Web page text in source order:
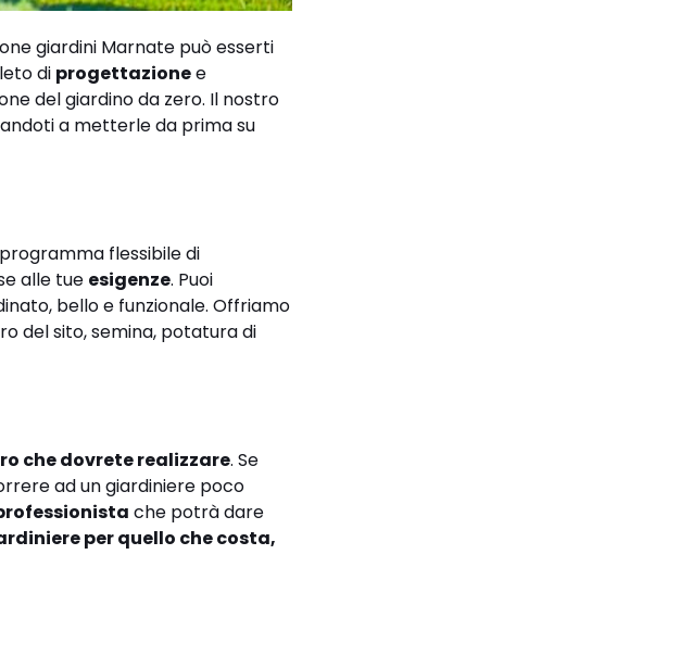
giardini Marnate può esserti
di progettazionee
del giardino da zero. Il nostro
a metterle da prima su
flessibile di
alle tue esigenze. Puoi
bello e funzionale. Offriamo
del sito, semina, potatura di
che dovrete realizzare. Se
ad un giardiniere poco
che potrà dare
per quello che costa,